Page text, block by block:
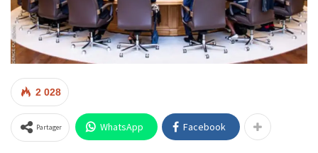
2 028
Partager WhatsApp Facebook